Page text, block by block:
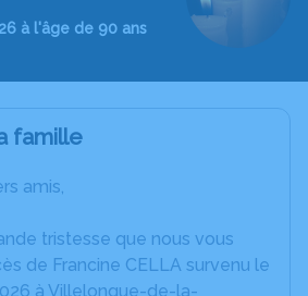
à l'âge de 90 ans
famille
amis,
tristesse que nous vous
de Francine CELLA survenu le
à Villelongue-de-la-